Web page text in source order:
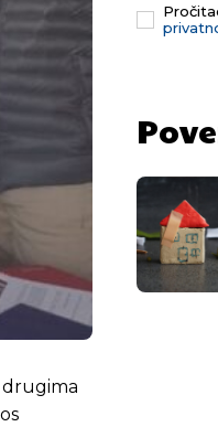
drugima